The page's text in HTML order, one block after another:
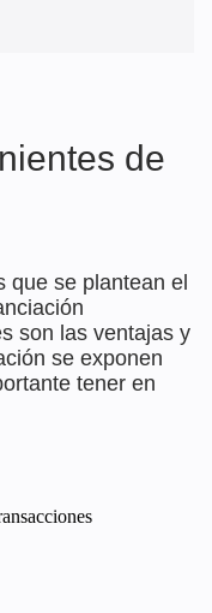
de
que se plantean el
son las ventajas y
se exponen
tener en